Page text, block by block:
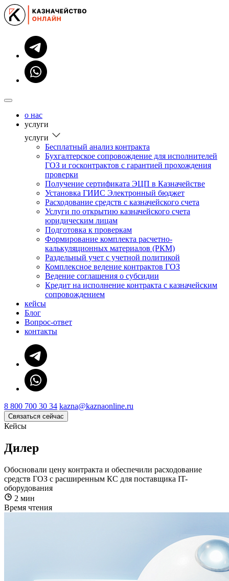
о нас
услуги
услуги
Бесплатный анализ контракта
Бухгалтерское сопровождение для исполнителей
ГОЗ и госконтрактов с гарантией прохождения
проверки
Получение сертификата ЭЦП в Казначействе
Установка ГИИС Электронный бюджет
Расходование средств с казначейского счета
Услуги по открытию казначейского счета
юридическим лицам
Подготовка к проверкам
Формирование комплекта расчетно-
калькуляционных материалов (РКМ)
Раздельный учет с учетной политикой
Комплексное ведение контрактов ГОЗ
Ведение соглашения о субсидии
Кредит на исполнение контракта с казначейским
сопровождением
кейсы
Блог
Вопрос-ответ
контакты
8 800 700 30 34 kazna@kaznaonline.ru
Связаться сейчас
Кейсы
Дилер
Обосновали цену контракта и обеспечили расходование
средств ГОЗ с расширенным КС для поставщика IT-
оборудования
2 мин
Время чтения